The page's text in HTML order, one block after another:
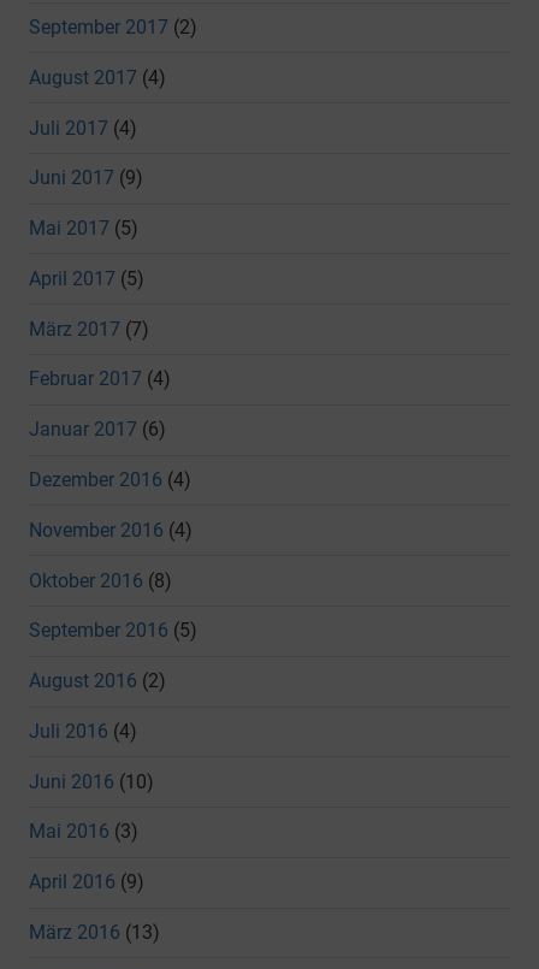
September 2017 (2)
August 2017 (4)
Juli 2017 (4)
Juni 2017 (9)
Mai 2017 (5)
April 2017 (5)
März 2017 (7)
Februar 2017 (4)
Januar 2017 (6)
Dezember 2016 (4)
November 2016 (4)
Oktober 2016 (8)
September 2016 (5)
August 2016 (2)
Juli 2016 (4)
Juni 2016 (10)
Mai 2016 (3)
April 2016 (9)
März 2016 (13)